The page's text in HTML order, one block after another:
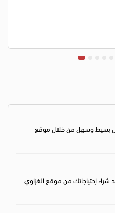
بسيط وسهل من خلال موقع
إحتياجاتك من موقع الغزاوي